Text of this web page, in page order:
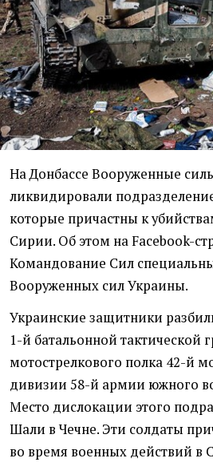
На Донбассе Вооруженные
ликвидировали
которые причастны к
Сирии. Об этом на Facebook-
Командование Сил
Вооруженных сил Украины.
Украинские защитники
1-й батальонной тактической
мотострелкового полка 42-й
дивизии 58-й армии южного
Место дислокации этого
Шали в Чечне. Эти солдаты
во время военных действий в